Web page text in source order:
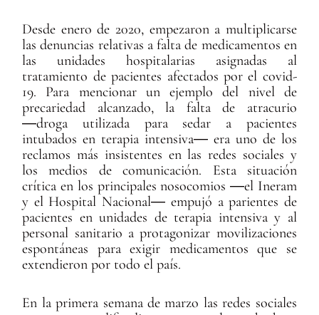
Desde enero de 2020, empezaron a multiplicarse
las denuncias relativas a falta de medicamentos en
las unidades hospitalarias asignadas al
tratamiento de pacientes afectados por el covid-
19. Para mencionar un ejemplo del nivel de
precariedad alcanzado, la falta de atracurio
―droga utilizada para sedar a pacientes
intubados en terapia intensiva― era uno de los
reclamos más insistentes en las redes sociales y
los medios de comunicación. Esta situación
crítica en los principales nosocomios ―el Ineram
y el Hospital Nacional― empujó a parientes de
pacientes en unidades de terapia intensiva y al
personal sanitario a protagonizar movilizaciones
espontáneas para exigir medicamentos que se
extendieron por todo el país.
En la primera semana de marzo las redes sociales